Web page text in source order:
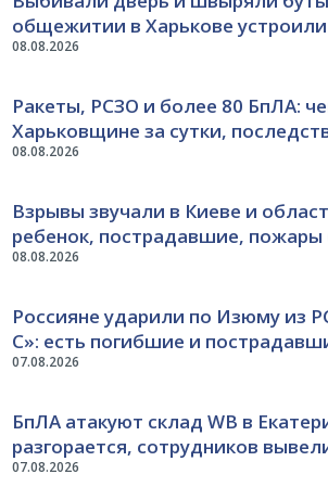
08.08.2026
общежитии в Харькове
08.08.2026
Ракеты, РСЗО и более 80 БпЛА:
Харьковщине за сутки,
08.08.2026
Взрывы звучали в Киеве и
ребенок, пострадавшие, пожары
07.08.2026
Россияне ударили по Изюму из
С»: есть погибшие и
07.08.2026
БпЛА атакуют склад WB в
разгорается, сотрудников